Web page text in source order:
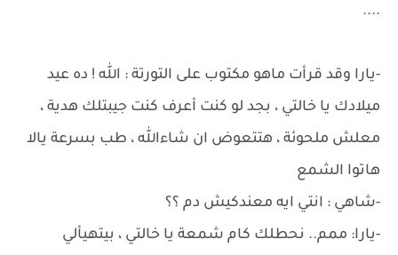
....
-يارا وقد قرأت ماهو مكتوب على التورتة : الله ! ده عيد
ميلادك يا خالتي ، بجد لو كنت أعرف كنت جيبتلك هدية ،
معلش ملحوئة ، هتتعوض ان شاءالله ، طب بسرعة يالا
هاتوا الشمع
-شاهي : انتي ايه معندكيش دم ؟؟
-يارا: ممم.. نحطلك كام شمعة يا خالتي ، بيتهيألي